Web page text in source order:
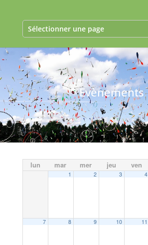
Sélectionner une page
Evènements
lun mar mer jeu ven
1 2 3 4
7 8 9 10 11